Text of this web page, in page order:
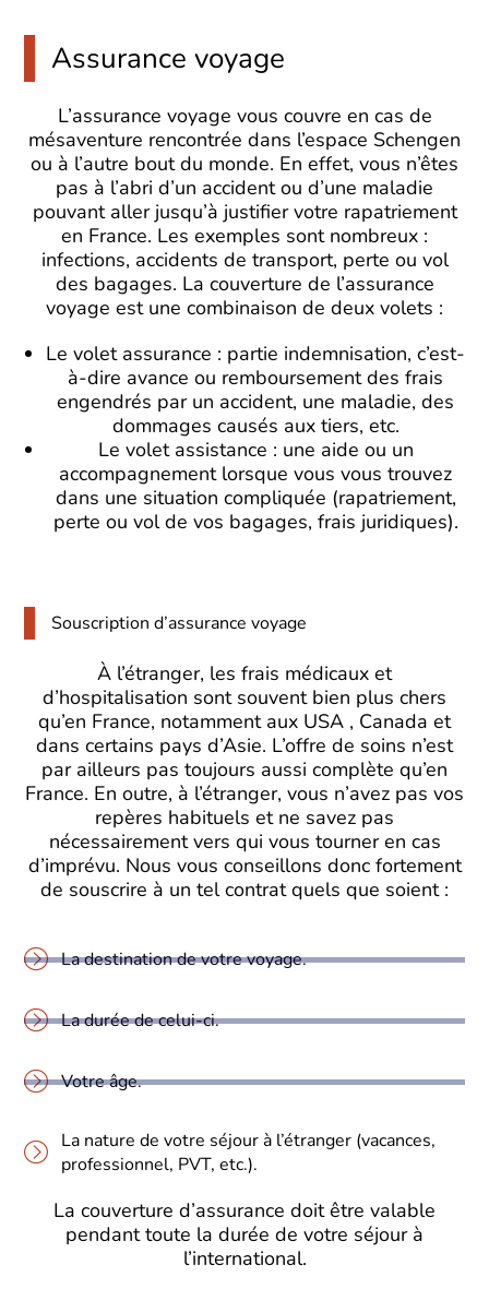
Assurance voyage
L’assurance voyage vous couvre en cas de
mésaventure rencontrée dans l’espace Schengen
ou à l’autre bout du monde. En effet, vous n’êtes
pas à l’abri d’un accident ou d’une maladie
pouvant aller jusqu’à justifier votre rapatriement
en France. Les exemples sont nombreux :
infections, accidents de transport, perte ou vol
des bagages. La couverture de l’assurance
voyage est une combinaison de deux volets :
Le volet assurance : partie indemnisation, c’est-
à-dire avance ou remboursement des frais
engendrés par un accident, une maladie, des
dommages causés aux tiers, etc.
Le volet assistance : une aide ou un
accompagnement lorsque vous vous trouvez
dans une situation compliquée (rapatriement,
perte ou vol de vos bagages, frais juridiques).
Souscription d’assurance voyage
À l’étranger, les frais médicaux et
d’hospitalisation sont souvent bien plus chers
qu’en France, notamment aux USA , Canada et
dans certains pays d’Asie. L’offre de soins n’est
par ailleurs pas toujours aussi complète qu’en
France. En outre, à l’étranger, vous n’avez pas vos
repères habituels et ne savez pas
nécessairement vers qui vous tourner en cas
d’imprévu. Nous vous conseillons donc fortement
de souscrire à un tel contrat quels que soient :
La destination de votre voyage.
La durée de celui-ci.
Votre âge.
La nature de votre séjour à l’étranger (vacances,
professionnel, PVT, etc.).
La couverture d’assurance doit être valable
pendant toute la durée de votre séjour à
l’international.